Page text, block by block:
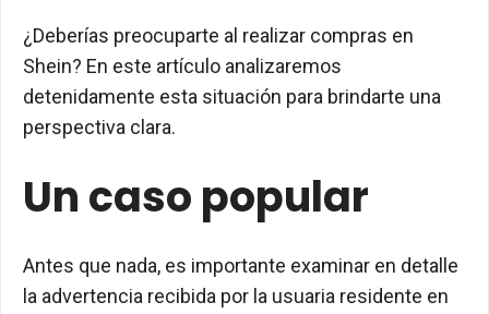
¿Deberías preocuparte al realizar compras en
Shein? En este artículo analizaremos
detenidamente esta situación para brindarte una
perspectiva clara.
Un caso popular
Antes que nada, es importante examinar en detalle
la advertencia recibida por la usuaria residente en